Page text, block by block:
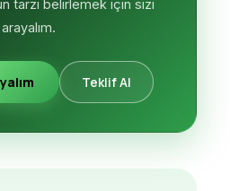
tarzı belirlemek için sizi
arayalım.
Teklif Al